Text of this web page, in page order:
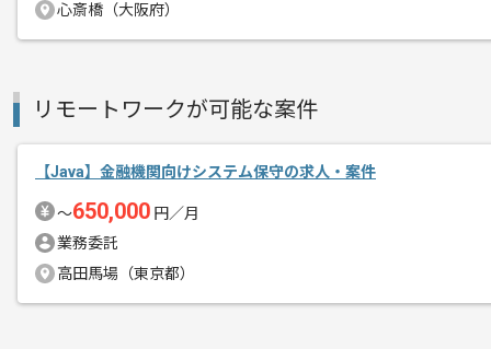
心斎橋（大阪府）
リモートワークが可能な案件
【Java】金融機関向けシステム保守の求人・案件
〜650,000 円／月
業務委託
高田馬場（東京都）